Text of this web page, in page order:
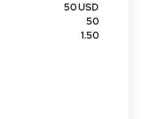
50 USD
50
1.50